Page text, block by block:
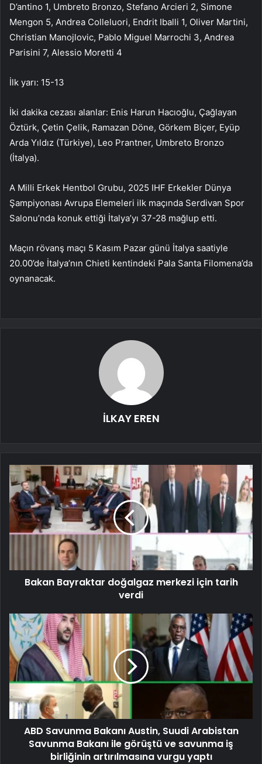
D’antino 1, Umbreto Bronzo, Stefano Arcieri 2, Simone
Mengon 5, Andrea Colleluori, Endrit Iballi 1, Oliver Martini,
Christian Manojlovic, Pablo Miguel Marrochi 3, Andrea
Parisini 7, Alessio Moretti 4
İlk yarı: 15-13
İki dakika cezası alanlar: Enis Harun Hacıoğlu, Çağlayan
Öztürk, Çetin Çelik, Ramazan Döne, Görkem Biçer, Eyüp
Arda Yıldız (Türkiye), Leo Prantner, Umbreto Bronzo
(İtalya).
A Milli Erkek Hentbol Grubu, 2025 IHF Erkekler Dünya
Şampiyonası Avrupa Elemeleri ilk maçında Serdivan Spor
Salonu’nda konuk ettiği İtalya’yı 37-28 mağlup etti.
Maçın rövanş maçı 5 Kasım Pazar günü İtalya saatiyle
20.00’de İtalya’nın Chieti kentindeki Pala Santa Filomena’da
oynanacak.
İLKAY EREN
Bakan Bayraktar doğalgaz merkezi için tarih
verdi
ABD Savunma Bakanı Austin, Suudi Arabistan
Savunma Bakanı ile görüştü ve savunma iş
birliğinin artırılmasına vurgu yaptı